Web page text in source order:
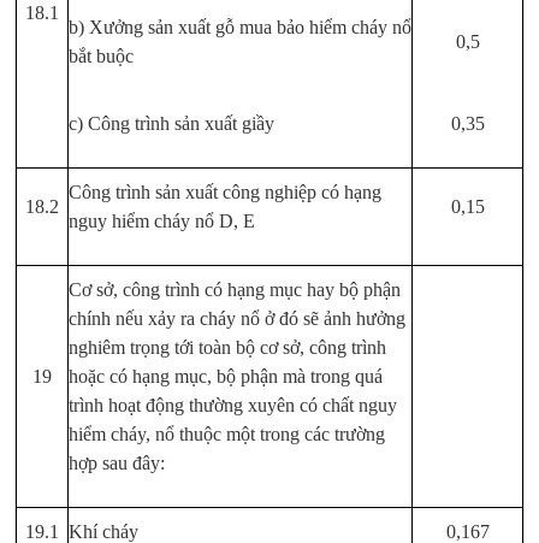
18.1
b) Xưởng sản xuất gỗ mua bảo hiểm cháy nổ
bắt buộc
0,5
c) Công trình sản xuất giầy 0,35
18.2
Công trình sản xuất công nghiệp có hạng
nguy hiểm cháy nổ D, E
0,15
19
Cơ sở, công trình có hạng mục hay bộ phận
chính nếu xảy ra cháy nổ ở đó sẽ ảnh hưởng
nghiêm trọng tới toàn bộ cơ sở, công trình
hoặc có hạng mục, bộ phận mà trong quá
trình hoạt động thường xuyên có chất nguy
hiểm cháy, nổ thuộc một trong các trường
hợp sau đây:
19.1 Khí cháy 0,167